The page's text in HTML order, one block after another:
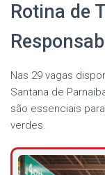
Rotina de
Nas 29 vagas
Santana de
são essenciais
verdes.